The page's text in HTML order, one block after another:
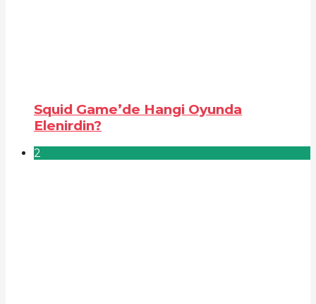
Squid Game’de Hangi Oyunda
Elenirdin?
2